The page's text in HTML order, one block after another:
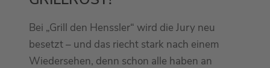
Bei „Grill den Henssler“ wird die Jury neu
besetzt – und das riecht stark nach einem
Wiedersehen, denn schon alle haben an